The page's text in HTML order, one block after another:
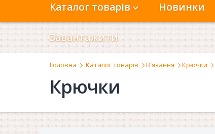
Каталог товарів Новинки
Завантажити
Головна Каталог товарів В'язання Крючки
Крючки